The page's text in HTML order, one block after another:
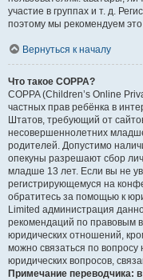
участие в группах и т. д.
поэтому мы рекомендуем это
Вернуться к началу
Что такое COPPA?
COPPA (Children’s Online
частных прав ребёнка в
Штатов, требующий от
несовершеннолетних
родителей. Допустимо
опекуны разрешают сбор
младше 13 лет. Если вы не
регистрирующемуся на
обратитесь за помощью к
Limited администрация
рекомендаций по правовым
юридических отношений,
можно связаться по вопросу
юридических вопросов,
Примечание переводчика: